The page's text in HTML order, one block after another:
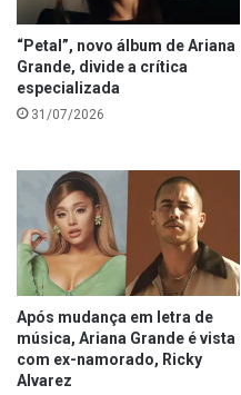
“Petal”, novo álbum de Ariana
Grande, divide a crítica
especializada
31/07/2026
Após mudança em letra de
música, Ariana Grande é vista
com ex-namorado, Ricky
Alvarez